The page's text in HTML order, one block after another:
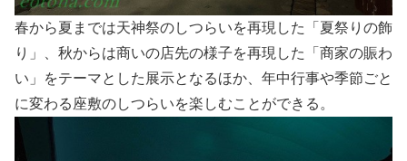
春から夏までは天神祭のしつらいを再現した「夏祭りの飾
り」、秋からは商いの店先の様子を再現した「商家の賑わ
い」をテーマとした展示となるほか、年中行事や季節ごと
に変わる座敷のしつらいを楽しむことができる。